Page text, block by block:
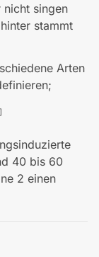
nicht singen
stammt
Arten
]
40 bis 60
2 einen